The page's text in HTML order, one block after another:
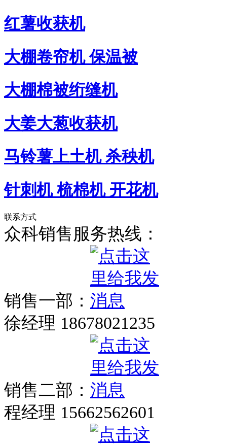
红薯收获机
大棚卷帘机 保温被
大棚棉被绗缝机
大姜大葱收获机
马铃薯上土机 杀秧机
针刺机 梳棉机 开花机
联系方式
众科销售服务热线：
销售一部：
徐经理 18678021235
销售二部：
程经理 15662562601